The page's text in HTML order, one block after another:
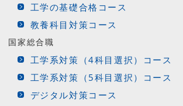
工学の基礎合格コース
教養科目対策コース
国家総合職
工学系対策（4科目選択）コース
工学系対策（5科目選択）コース
デジタル対策コース